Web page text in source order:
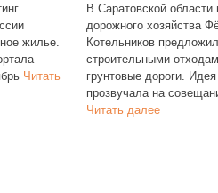
В Саратовской области министр
дорожного хозяйства Фёдор
Котельников предложил осыпать
строительными отходами сельские
грунтовые дороги. Идея
прозвучала на совещании и
Читать далее